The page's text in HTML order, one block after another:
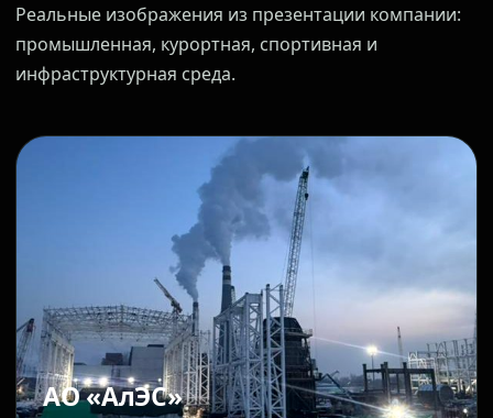
Реальные изображения из презентации компании:
промышленная, курортная, спортивная и
инфраструктурная среда.
АО «АлЭС»